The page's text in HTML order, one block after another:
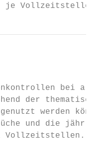
je Vollzeitstelle
bei allen
der
werden
und die
Vollzeitstellen.